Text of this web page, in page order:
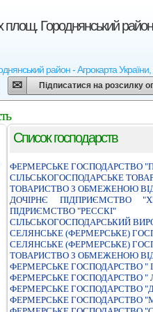
площ. Городнянський
район - Агрокарта
Підписатися на розсилку
Список господарств
ФЕРМЕРСЬКЕ ГОСПОДАРСТВО
СІЛЬСЬКОГОСПОДАРСЬКЕ
ТОВАРИСТВО З ОБМЕЖЕНОЮ
ДОЧІРНЄ ПІДПРИЄМСТВО
ПІДРИЄМСТВО "РЕССКІ"
СІЛЬСЬКОГОСПОДАРСЬКИЙ
СЕЛЯНСЬКЕ (ФЕРМЕРСЬКЕ)
СЕЛЯНСЬКЕ (ФЕРМЕРСЬКЕ)
ТОВАРИСТВО З ОБМЕЖЕНОЮ
ФЕРМЕРСЬКЕ ГОСПОДАРСТВО "
ФЕРМЕРСЬКЕ ГОСПОДАРСТВО "
ФЕРМЕРСЬКЕ ГОСПОДАРСТВО
ФЕРМЕРСЬКЕ ГОСПОДАРСТВО